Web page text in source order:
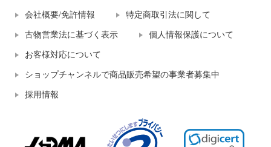
会社概要/免許情報 特定商取引法に関して
古物営業法に基づく表示 個人情報保護について
お客様対応について
ショップチャンネルで商品販売希望の事業者募集中
採用情報